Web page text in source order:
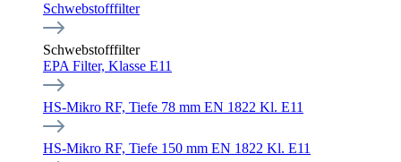
Schwebstofffilter
Schwebstofffilter
EPA Filter, Klasse E11
HS-Mikro RF, Tiefe 78 mm EN 1822 Kl. E11
HS-Mikro RF, Tiefe 150 mm EN 1822 Kl. E11